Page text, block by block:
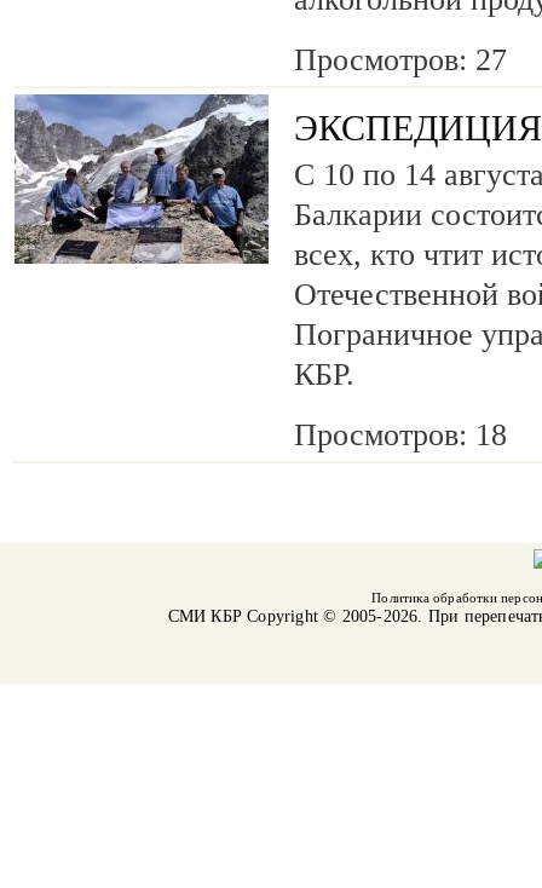
Просмотров: 27
С 10 по 14
Балкарии
всех, кто чтит
Отечественной
Пограничное
КБР.
Просмотров: 18
Политика обработки
СМИ КБРCopyright © 2005-2026. При